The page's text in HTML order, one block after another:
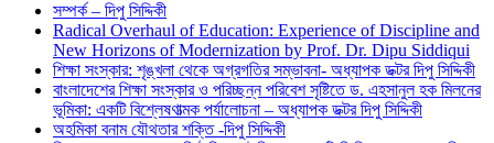
সম্পর্ক – দিপু সিদ্দিকী
Radical Overhaul of Education: Experience of Discipline and
New Horizons of Modernization by Prof. Dr. Dipu Siddiqui
শিক্ষা সংস্কার: শৃঙ্খলা থেকে অগ্রগতির সম্ভাবনা- অধ্যাপক ডক্টর দিপু সিদ্দিকী
বাংলাদেশের শিক্ষা সংস্কার ও পরিচ্ছন্ন পরিবেশ সৃষ্টিতে ড. এহসানুল হক মিলনের
ভূমিকা: একটি বিশ্লেষণাত্মক পর্যালোচনা – অধ্যাপক ডক্টর দিপু সিদ্দিকী
অহমিকা বনাম যৌথতার শক্তি -দিপু সিদ্দিকী